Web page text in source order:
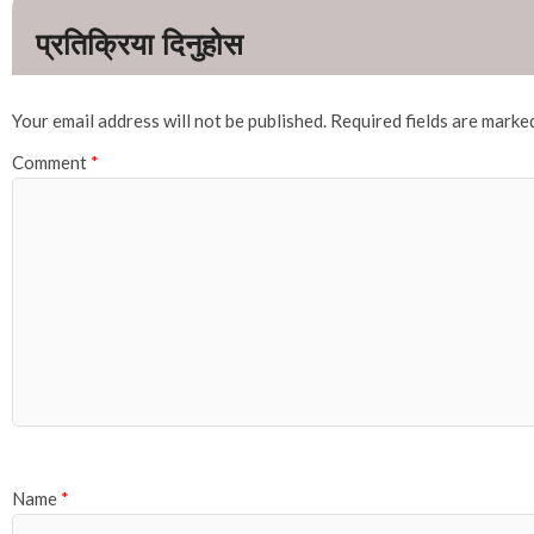
Your email address will not be published. Required fields are
Comment *
Name *